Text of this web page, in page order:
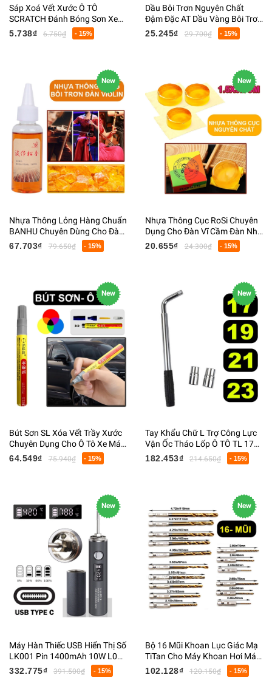
Sáp Xoá Vết Xước Ô TÔ
SCRATCH Đánh Bóng Sơn Xe
120ML
5.738₫ 6.750₫ - 15%
Dầu Bôi Trơn Nguyên Chất
Đậm Đặc AT Dầu Vàng Bôi Trơn
Thiết Bị Lọ Nhựa
25.245₫ 29.700₫ - 15%
New
Nhựa Thông Lỏng Hàng Chuẩn
BANHU Chuyên Dùng Cho Đàn
Violin 60ML
67.703₫ 79.650₫ - 15%
New
Nhựa Thông Cục RoSi Chuyên
Dụng Cho Đàn Vĩ Cầm Đàn Nhị
Cello
20.655₫ 24.300₫ - 15%
New
Bút Sơn SL Xóa Vết Trầy Xước
Chuyên Dụng Cho Ô Tô Xe Máy
Dài 1.5x15CM
64.549₫ 75.940₫ - 15%
New
Tay Khẩu Chữ L Trợ Công Lực
Vặn Ốc Tháo Lốp Ô TÔ TL 17
19 21 23MM Nặng 1300G Dài
182.453₫ 214.650₫ - 15%
New
Máy Hàn Thiếc USB Hiển Thị Số
LK001 Pin 1400mAh 10W L001
3x11x14CM 115G
332.775₫ 391.500₫ - 15%
New
Bộ 16 Mũi Khoan Lục Giác Mạ
TiTan Cho Máy Khoan Hơi Máy
Khoan Pin
102.128₫ 120.150₫ - 15%